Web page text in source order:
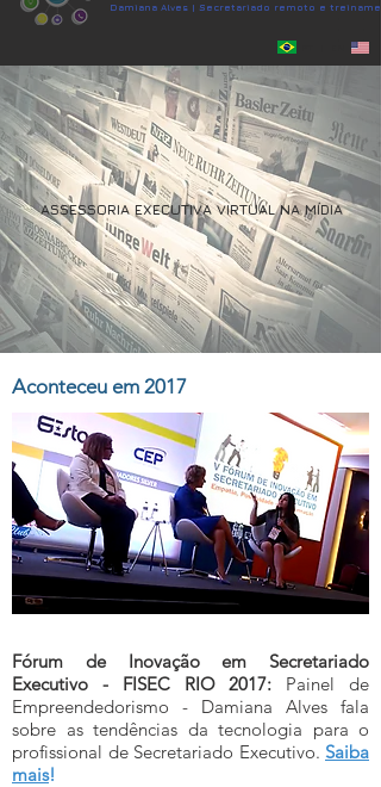
Damiana Alves | Secretariado remoto e
ASSESSORIA EXECUTIVA VIRTUAL NA MÍDIA
Aconteceu em 2017
Fórum de Inovação em Secretariado
Executivo - FISEC RIO 2017: Painel de
Empreendedorismo - Damiana Alves fala
sobre as tendências da tecnologia para o
profissional de Secretariado Executivo. Saiba
mais!